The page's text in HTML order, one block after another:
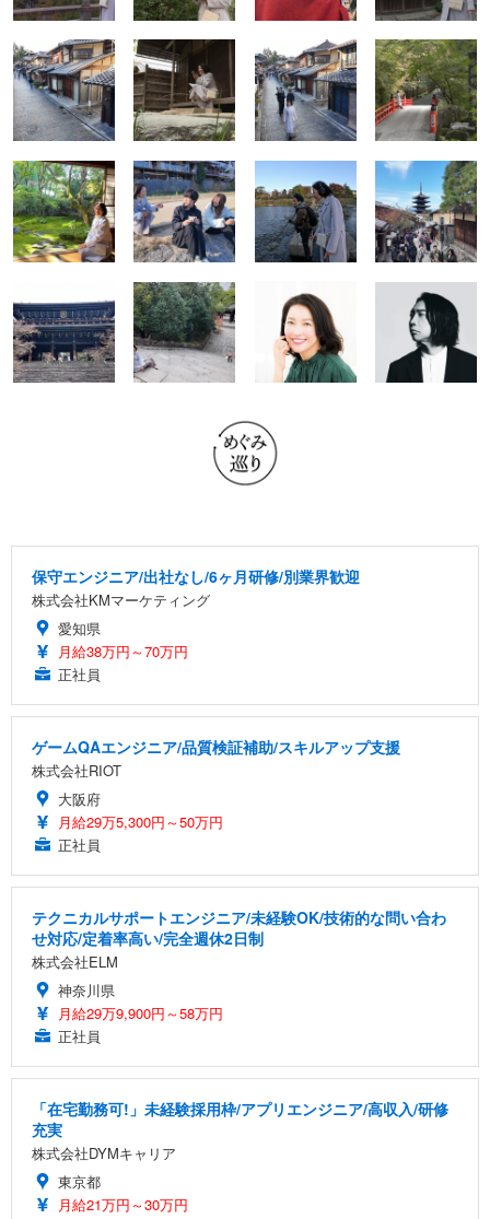
保守エンジニア/出社なし/6ヶ月研修/別業界歓迎
株式会社KMマーケティング
愛知県
月給38万円～70万円
正社員
ゲームQAエンジニア/品質検証補助/スキルアップ支援
株式会社RIOT
大阪府
月給29万5,300円～50万円
正社員
テクニカルサポートエンジニア/未経験OK/技術的な問い合わ
せ対応/定着率高い/完全週休2日制
株式会社ELM
神奈川県
月給29万9,900円～58万円
正社員
「在宅勤務可!」未経験採用枠/アプリエンジニア/高収入/研修
充実
株式会社DYMキャリア
東京都
月給21万円～30万円